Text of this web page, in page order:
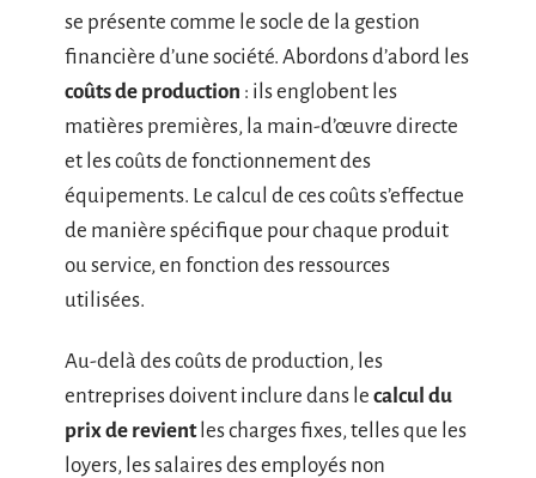
se présente comme le socle de la gestion
financière d’une société. Abordons d’abord les
coûts de production : ils englobent les
matières premières, la main-d’œuvre directe
et les coûts de fonctionnement des
équipements. Le calcul de ces coûts s’effectue
de manière spécifique pour chaque produit
ou service, en fonction des ressources
utilisées.
Au-delà des coûts de production, les
entreprises doivent inclure dans le calcul du
prix de revientles charges fixes, telles que les
loyers, les salaires des employés non